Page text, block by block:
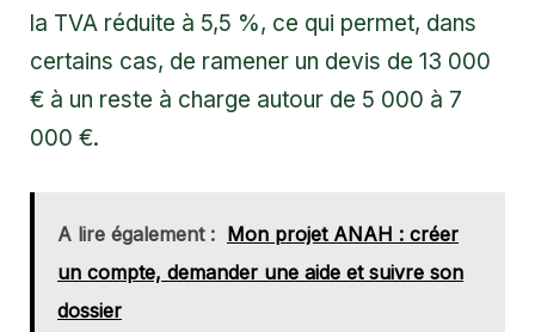
la TVA réduite à 5,5 %, ce qui permet, dans
certains cas, de ramener un devis de 13 000
€ à un reste à charge autour de 5 000 à 7
000 €.
A lire également : Mon projet ANAH : créer
un compte, demander une aide et suivre son
dossier